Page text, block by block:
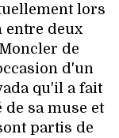
lors
entre deux
de
d'un
qu'il a fait
sa muse et
partis de